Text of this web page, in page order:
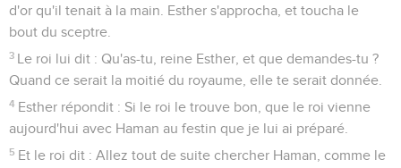
d'or qu'il tenait à la main. Esther s'approcha, et toucha le
bout du sceptre.
3 Le roi lui dit : Qu'as-tu, reine Esther, et que demandes-tu ?
Quand ce serait la moitié du royaume, elle te serait donnée.
4 Esther répondit : Si le roi le trouve bon, que le roi vienne
aujourd'hui avec Haman au festin que je lui ai préparé.
5 Et le roi dit : Allez tout de suite chercher Haman, comme le